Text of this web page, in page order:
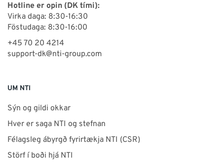
Hotline er opin (DK tími):
Virka daga: 8:30-16:30
Föstudaga: 8:30-16:00
+45 70 20 4214
support-dk@nti-group.com
UM NTI
Sýn og gildi okkar
Hver er saga NTI og stefnan
Félagsleg ábyrgð fyrirtækja NTI (CSR)
Störf í boði hjá NTI